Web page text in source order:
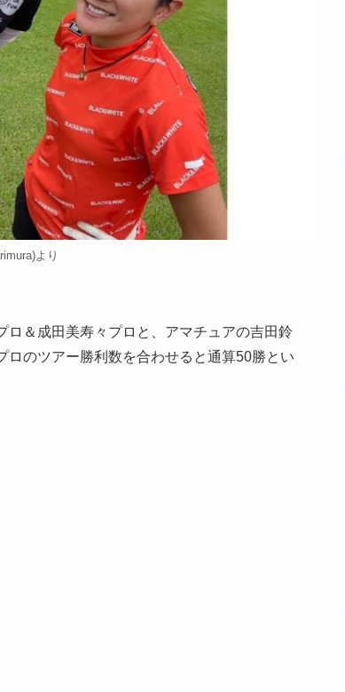
より
＆成田美寿々プロと、アマチュアの吉田鈴
のツアー勝利数を合わせると通算50勝とい